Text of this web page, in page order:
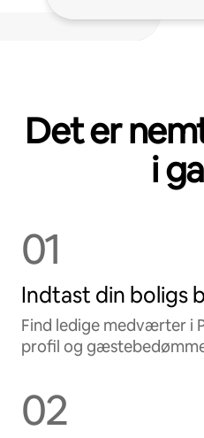
Det er
i
01
Indtast din boligs
Find ledige medværter i
profil og
02